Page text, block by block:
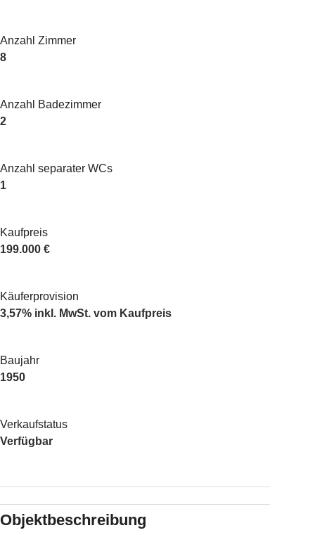
Anzahl Zimmer
8
Anzahl Badezimmer
2
Anzahl separater WCs
1
Kaufpreis
199.000 €
Käuferprovision
3,57% inkl. MwSt. vom Kaufpreis
Baujahr
1950
Verkaufstatus
Verfügbar
Objektbeschreibung